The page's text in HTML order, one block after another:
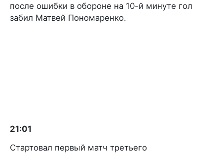
после ошибки в обороне на 10-й минуте гол
забил Матвей Пономаренко.
21:01
Стартовал первый матч третьего